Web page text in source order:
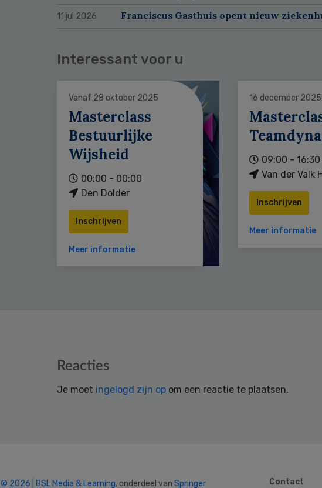
11 jul 2026 Franciscus Gasthuis opent nieuw
Interessant voor u
Vanaf 28 oktober 2025
Masterclass
Bestuurlijke
Wijsheid
00:00 - 00:00
Den Dolder
Inschrijven
Meer informatie
16 december
09:00 - 16:30
Van der Valk
Inschrijven
Meer informatie
Reacties
Je moet ingelogd zijn op om een reactie te plaatsen.
© 2026 | BSL Media & Learning, onderdeel van Springer Contact